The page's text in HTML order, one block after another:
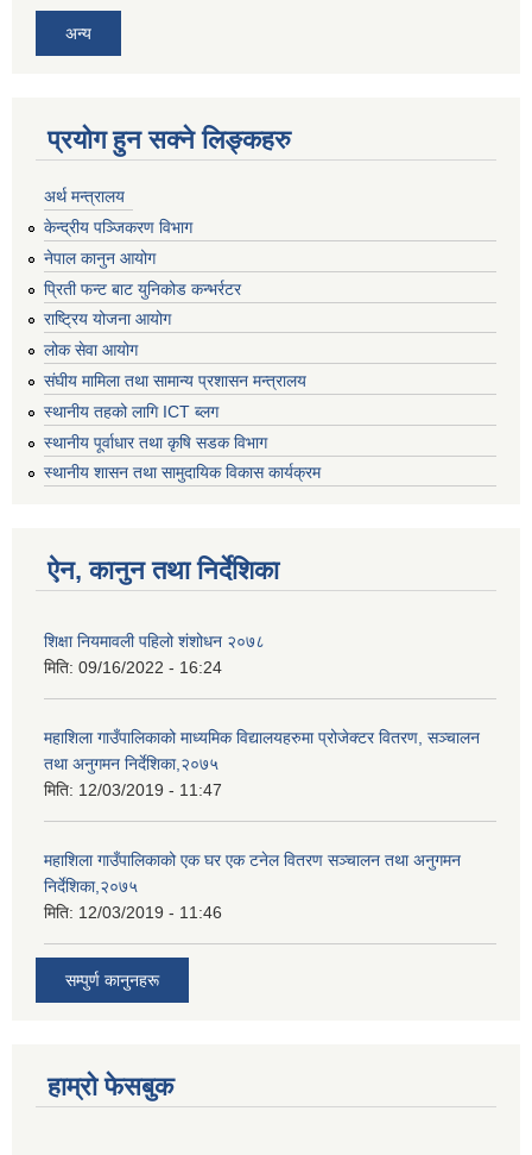
अन्य
प्रयोग हुन सक्ने लिङ्कहरु
अर्थ मन्त्रालय
केन्द्रीय पञ्जिकरण विभाग
नेपाल कानुन आयोग
प्रिती फन्ट बाट युनिकोड कन्भर्रटर
राष्ट्रिय योजना आयोग
लोक सेवा आयोग
संघीय मामिला तथा सामान्य प्रशासन मन्त्रालय
स्थानीय तहको लागि ICT ब्लग
स्थानीय पूर्वाधार तथा कृषि सडक विभाग
स्थानीय शासन तथा सामुदायिक विकास कार्यक्रम
ऐन, कानुन तथा निर्देशिका
शिक्षा नियमावली पहिलो शंशोधन २०७८
मिति: 09/16/2022 - 16:24
महाशिला गाउँपालिकाको माध्यमिक विद्यालयहरुमा प्रोजेक्टर वितरण, सञ्चालन
तथा अनुगमन निर्देशिका,२०७५
मिति: 12/03/2019 - 11:47
महाशिला गाउँपालिकाको एक घर एक टनेल वितरण सञ्चालन तथा अनुगमन
निर्देशिका,२०७५
मिति: 12/03/2019 - 11:46
सम्पुर्ण कानुनहरू
हाम्रो फेसबुक